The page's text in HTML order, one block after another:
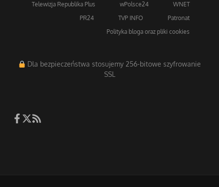
Telewizja Republika Plus
wPolsce24
WNET
PR24
TVP INFO
Patronat
Polityka bloga oraz pliki cookies
Dla bezpieczeństwa stosujemy 256-bitowe szyfrowanie
SSL